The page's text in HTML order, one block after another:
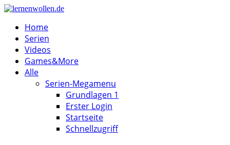
Home
Serien
Videos
Games&More
Alle
Serien-Megamenu
Grundlagen 1
Erster Login
Startseite
Schnellzugriff